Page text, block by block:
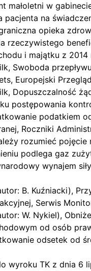
małoletni w
pacjenta na
opieka
rzeczywistego
i majątku z
Swoboda
Europejski
Dopuszczalność
postępowania
podatkiem
Roczniki
rozumieć
podlega gaz
wynajem
B. Kuźniacki),
Serwis
W. Nykiel),
od osób
odsetek od
wyroku TK z dnia 6